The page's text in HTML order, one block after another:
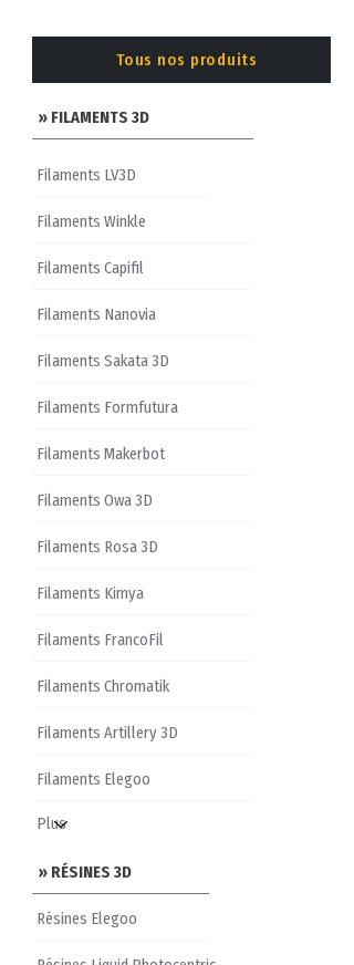
Tous nos produits
» FILAMENTS 3D
Filaments LV3D
Filaments Winkle
Filaments Capifil
Filaments Nanovia
Filaments Sakata 3D
Filaments Formfutura
Filaments Makerbot
Filaments Owa 3D
Filaments Rosa 3D
Filaments Kimya
Filaments FrancoFil
Filaments Chromatik
Filaments Artillery 3D
Filaments Elegoo
» RÉSINES 3D
Résines Elegoo